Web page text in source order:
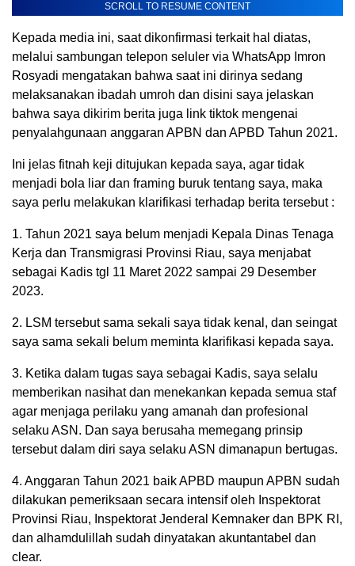
SCROLL TO RESUME CONTENT
Kepada media ini, saat dikonfirmasi terkait hal diatas,
melalui sambungan telepon seluler via WhatsApp Imron
Rosyadi mengatakan bahwa saat ini dirinya sedang
melaksanakan ibadah umroh dan disini saya jelaskan
bahwa saya dikirim berita juga link tiktok mengenai
penyalahgunaan anggaran APBN dan APBD Tahun 2021.
Ini jelas fitnah keji ditujukan kepada saya, agar tidak
menjadi bola liar dan framing buruk tentang saya, maka
saya perlu melakukan klarifikasi terhadap berita tersebut :
1. Tahun 2021 saya belum menjadi Kepala Dinas Tenaga
Kerja dan Transmigrasi Provinsi Riau, saya menjabat
sebagai Kadis tgl 11 Maret 2022 sampai 29 Desember
2023.
2. LSM tersebut sama sekali saya tidak kenal, dan seingat
saya sama sekali belum meminta klarifikasi kepada saya.
3. Ketika dalam tugas saya sebagai Kadis, saya selalu
memberikan nasihat dan menekankan kepada semua staf
agar menjaga perilaku yang amanah dan profesional
selaku ASN. Dan saya berusaha memegang prinsip
tersebut dalam diri saya selaku ASN dimanapun bertugas.
4. Anggaran Tahun 2021 baik APBD maupun APBN sudah
dilakukan pemeriksaan secara intensif oleh Inspektorat
Provinsi Riau, Inspektorat Jenderal Kemnaker dan BPK RI,
dan alhamdulillah sudah dinyatakan akuntantabel dan
clear.